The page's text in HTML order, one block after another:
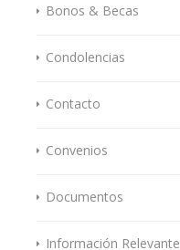
Bonos & Becas
Condolencias
Contacto
Convenios
Documentos
Información Relevante